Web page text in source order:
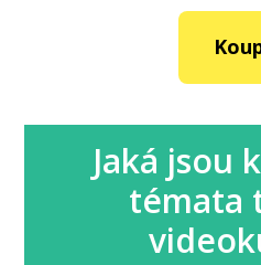
Jaká jsou
témata